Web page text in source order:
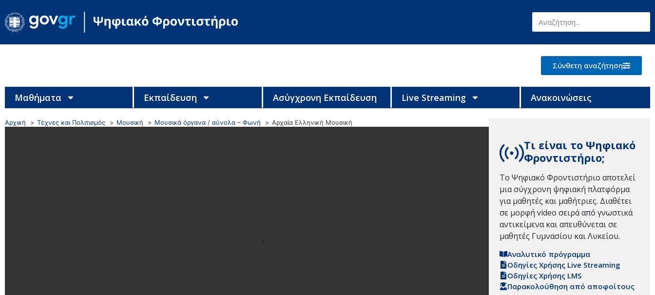
Σύνθετη αναζήτηση
Μαθήματα Εκπαίδευση Ασύγχρονη Εκπαίδευση Live Streaming Ανακοινώσεις
Αρχική Τέχνες και Πολιτισμός Μουσική Μουσικά όργανα / σύνολα – Φωνή Αρχαία Ελληνική Μουσική
Τι είναι το Ψηφιακό
Φροντιστήριο;
Το Ψηφιακό Φροντιστήριο αποτελεί
μια σύγχρονη ψηφιακή πλατφόρμα
για μαθητές και μαθήτριες. Διαθέτει
σε μορφή video σειρά από γνωστικά
αντικείμενα και απευθύνεται σε
μαθητές Γυμνασίου και Λυκείου.
Αναλυτικό πρόγραμμα
Οδηγίες Χρήσης Live Streaming
Οδηγίες Χρήσης LMS
Παρακολούθηση από αποφοίτους